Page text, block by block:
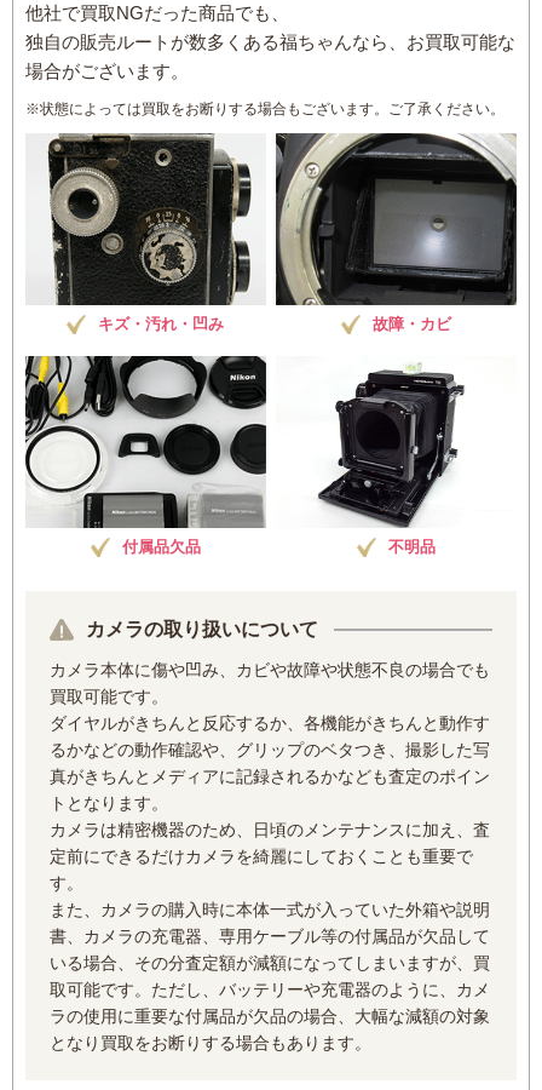
他社で買取NGだった商品でも、
独自の販売ルートが数多くある福ちゃんなら、お買取可能な
場合がございます。
※状態によっては買取をお断りする場合もございます。ご了承ください。
キズ・汚れ・凹み 故障・カビ
付属品欠品 不明品
カメラの取り扱いについて
カメラ本体に傷や凹み、カビや故障や状態不良の場合でも
買取可能です。
ダイヤルがきちんと反応するか、各機能がきちんと動作す
るかなどの動作確認や、グリップのベタつき、撮影した写
真がきちんとメディアに記録されるかなども査定のポイン
トとなります。
カメラは精密機器のため、日頃のメンテナンスに加え、査
定前にできるだけカメラを綺麗にしておくことも重要で
す。
また、カメラの購入時に本体一式が入っていた外箱や説明
書、カメラの充電器、専用ケーブル等の付属品が欠品して
いる場合、その分査定額が減額になってしまいますが、買
取可能です。ただし、バッテリーや充電器のように、カメ
ラの使用に重要な付属品が欠品の場合、大幅な減額の対象
となり買取をお断りする場合もあります。